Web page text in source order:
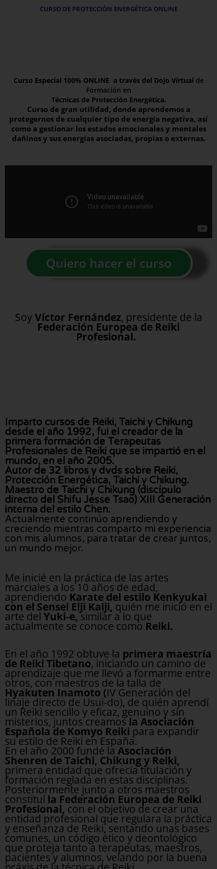
CURSO DE PROTECCIÓN ENERGÉTICA ONLINE
Curso Especial 100% ONLINE a través del Dojo Virtual de
Formación en
Técnicas de Protección Energética.
Curso de gran utilidad, donde aprendemos a
protegernos de cualquier tipo de energía negativa, así
como a gestionar los estados emocionales y mentales
dañinos y sus energías asociadas, propias o externas.
Quiero hacer el curso
Soy Víctor Fernández, presidente de la
Federación Europea de Reiki
Profesional.
Imparto cursos de Reiki, Taichi y Chikung
desde el año 1992, fui el creador de la
primera formación de Terapeutas
Profesionales de Reiki que se impartió en el
mundo, en el año 2005.
Autor de 32 libros y dvds sobre Reiki,
Protección Energética, Taichi y Chikung.
Maestro de Taichi y Chikung (discípulo
directo del Shifu Jesse Tsao) XIII Generación
interna del estilo Chen.
Actualmente continúo aprendiendo y
creciendo mientras comparto mi experiencia
con mis alumnos, para tratar de crear juntos,
un mundo mejor.
Me inicié en la práctica de las artes
marciales a los 10 años de edad,
aprendiendo Karate del estilo Kenkyukai
con el Sensei Eiji Kaiji, quién me inició en el
arte del Yuki-e,similar a lo que
actualmente se conoce como Reiki.
En el año 1992 obtuve la primera maestría
de Reiki Tibetano, iniciando un camino de
aprendizaje que me llevó a formarme entre
otros, con maestros de la talla de
Hyakuten Inamoto (IV Generación del
linaje directo de Usui-do), de quién aprendí
un Reiki sencillo y eficaz, genuino y sin
misterios, juntos creamosla Asociación
Española de Komyo Reiki para expandir
su estilo de Reiki en España.
En el año 2000 fundé la Asociación
Shenren de Taichi, Chikung y Reiki,
primera entidad que ofrecía titulación y
formación reglada en estas disciplinas.
Posteriormente junto a otros maestros
constituí la Federación Europea de Reiki
Profesional, con el objetivo de crear una
entidad profesional que regulara la práctica
y enseñanza de Reiki, sentando unas bases
comunes, un código ético y deontológico
que proteja tanto a terapeutas, maestros,
pacientes y alumnos, velando por la buena